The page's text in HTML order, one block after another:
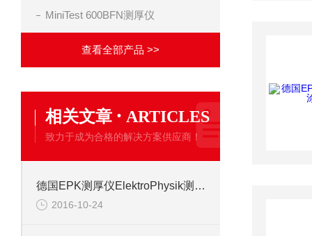
MiniTest 600BFN测厚仪
查看全部产品 >>
相关文章 · ARTICLES
致力于成为合格的解决方案供应商！
德国EPK测厚仪ElektroPhysik测厚仪型号介绍
2016-10-24